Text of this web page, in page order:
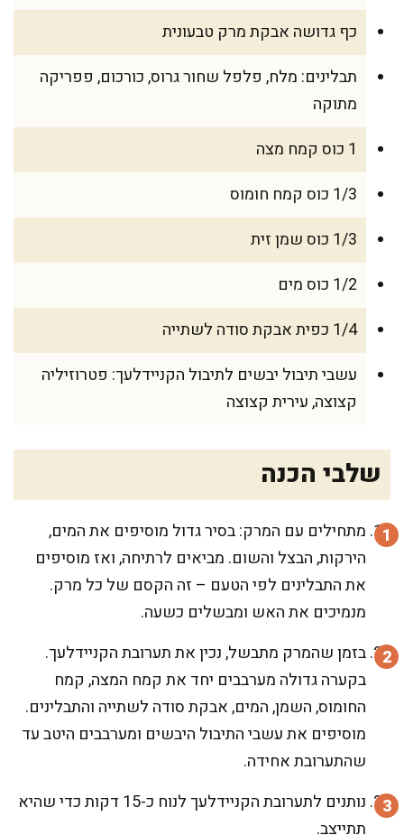
כף גדושה אבקת מרק טבעונית
תבלינים: מלח, פלפל שחור גרוס, כורכום, פפריקה
מתוקה
1 כוס קמח מצה
1/3 כוס קמח חומוס
1/3 כוס שמן זית
1/2 כוס מים
1/4 כפית אבקת סודה לשתייה
עשבי תיבול יבשים לתיבול הקניידלעך: פטרוזיליה
קצוצה, עירית קצוצה
שלבי הכנה
מתחילים עם המרק: בסיר גדול מוסיפים את המים,
הירקות, הבצל והשום. מביאים לרתיחה, ואז מוסיפים
את התבלינים לפי הטעם – זה הקסם של כל מרק.
מנמיכים את האש ומבשלים כשעה.
בזמן שהמרק מתבשל, נכין את תערובת הקניידלעך.
בקערה גדולה מערבבים יחד את קמח המצה, קמח
החומוס, השמן, המים, אבקת סודה לשתייה והתבלינים.
מוסיפים את עשבי התיבול היבשים ומערבבים היטב עד
שהתערובת אחידה.
נותנים לתערובת הקניידלעך לנוח כ-15 דקות כדי שהיא
תתייצב.